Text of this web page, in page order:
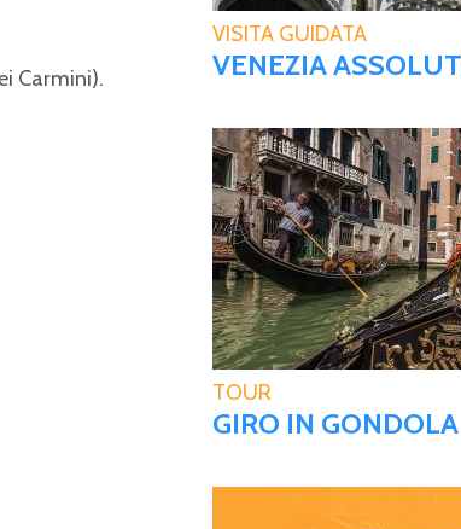
Carmini).
VISITA GUIDATA
VENEZIA
TOUR
GIRO IN GONDOLA